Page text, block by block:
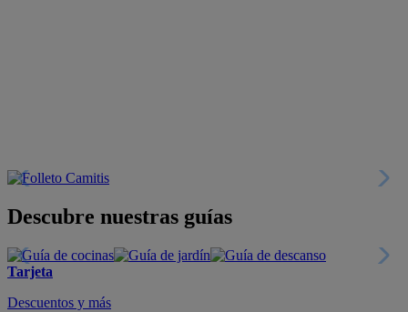
Descubre nuestras guías
Tarjeta
Descuentos y más